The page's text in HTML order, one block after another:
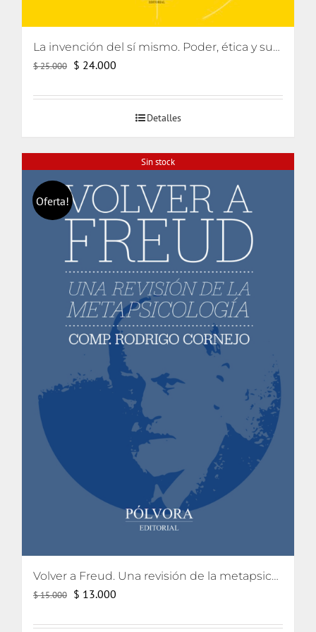
La invención del sí mismo. Poder, ética y subjetivación
$25.000 El
original
$ 24.000
actual
Detalles
Sin stock
Oferta!
Volver a Freud. Una revisión de la metapsicología freudiana
$15.000 El
$ 13.000